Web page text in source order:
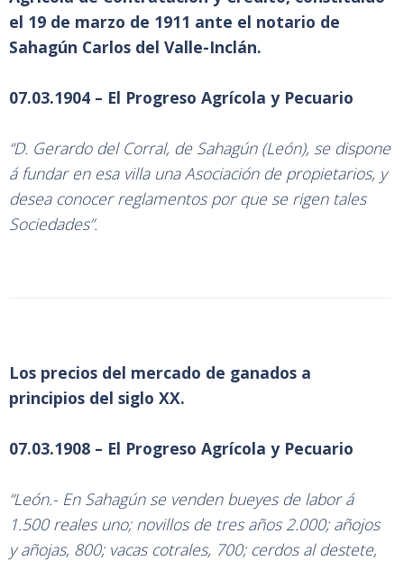
el 19 de marzo de 1911 ante el notario de
Sahagún Carlos del Valle-Inclán.
07.03.1904 – El Progreso Agrícola y Pecuario
“D. Gerardo del Corral, de Sahagún (León), se dispone
á fundar en esa villa una Asociación de propietarios, y
desea conocer reglamentos por que se rigen tales
Sociedades”.
Los precios del mercado de ganados a
principios del siglo XX.
07.03.1908 – El Progreso Agrícola y Pecuario
“León.- En Sahagún se venden bueyes de labor á
1.500 reales uno; novillos de tres años 2.000; añojos
y añojas, 800; vacas cotrales, 700; cerdos al destete,